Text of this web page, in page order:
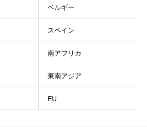
ベルギー
スペイン
南アフリカ
東南アジア
EU